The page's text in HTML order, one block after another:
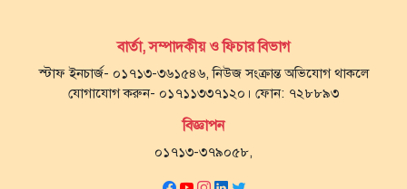
বার্তা, সম্পাদকীয় ও ফিচার বিভাগ
স্টাফ ইনচার্জ- ০১৭১৩-৩৬১৫৪৬, নিউজ সংক্রান্ত অভিযোগ থাকলে
যোগাযোগ করুন- ০১৭১১৩৩৭১২০। ফোন: ৭২৮৮৯৩
বিজ্ঞাপন
০১৭১৩-৩৭৯০৫৮,